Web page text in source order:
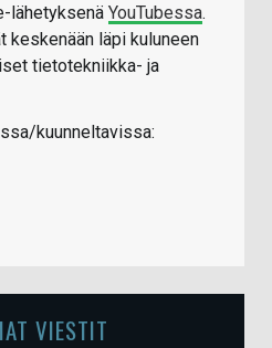
lähetyksenä YouTubessa.
keskenään läpi kuluneen
tietotekniikka- ja
kuunneltavissa:
VIESTIT